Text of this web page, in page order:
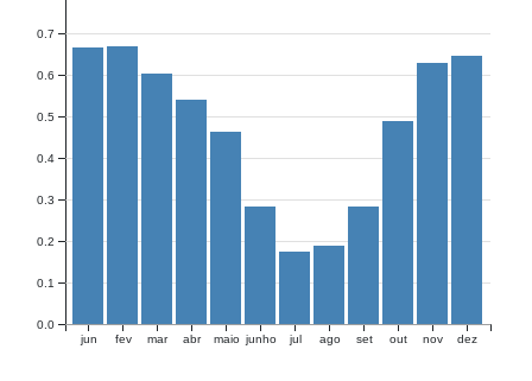
jun fev mar abr maio junho jul ago set out nov dez
0.0
0.1
0.2
0.3
0.4
0.5
0.6
0.7